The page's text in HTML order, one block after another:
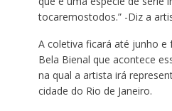
tocaremostodos.” -Diz a
A coletiva ficará até junho e
Bela Bienal que acontece
na qual a artista irá
cidade do Rio de Janeiro.